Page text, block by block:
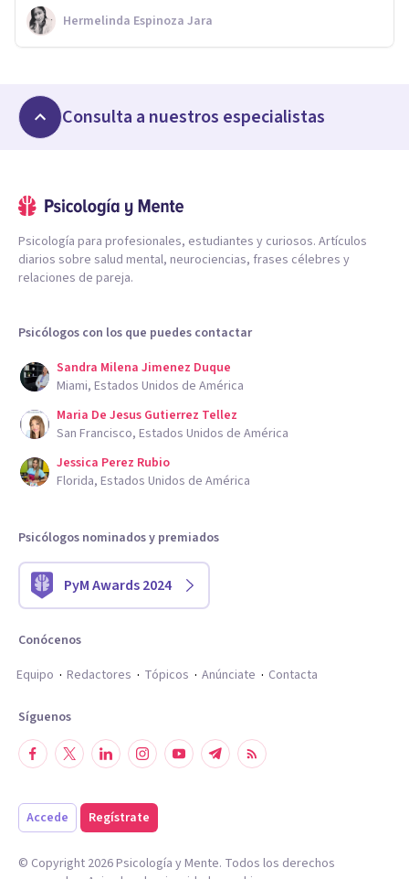
Hermelinda Espinoza Jara
Consulta a nuestros especialistas
Psicología para profesionales, estudiantes y curiosos. Artículos
diarios sobre salud mental, neurociencias, frases célebres y
relaciones de pareja.
Psicólogos con los que puedes contactar
Sandra Milena Jimenez Duque
Miami, Estados Unidos de América
Maria De Jesus Gutierrez Tellez
San Francisco, Estados Unidos de América
Jessica Perez Rubio
Florida, Estados Unidos de América
Psicólogos nominados y premiados
PyM Awards 2024
Conócenos
Equipo
Redactores Tópicos Anúnciate Contacta
Síguenos
Accede Regístrate
© Copyright 2026Psicología y Mente. Todos los derechos